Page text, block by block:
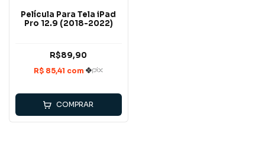
Película Para Tela iPad
Pro 12.9 (2018-2022)
R$89,90
COMPRAR